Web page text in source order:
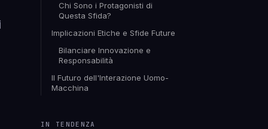
Chi Sono i Protagonisti di
Questa Sfida?
Implicazioni Etiche e Sfide Future
Bilanciare Innovazione e
Responsabilità
Il Futuro dell'Interazione Uomo-
Macchina
IN TENDENZA